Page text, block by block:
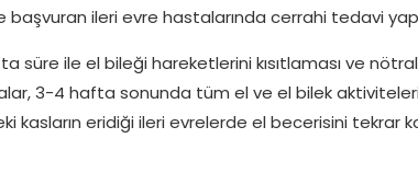
ileri evre hastalarında cerrahi tedavi
süre ile el bileği hareketlerini kısıtlaması ve
3-4 hafta sonunda tüm el ve el bilek
kasların eridiği ileri evrelerde el becerisini tekrar